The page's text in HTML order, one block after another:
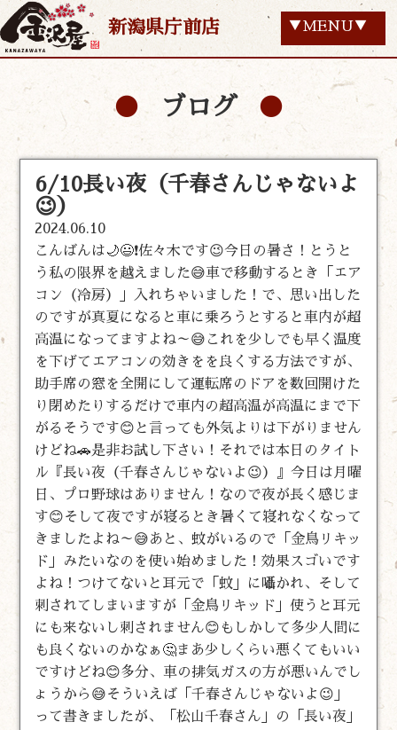
新潟県庁前店 ▼MENU▼
ブログ
6/10長い夜（千春さんじゃないよ
😉）
2024.06.10
こんばんは🌙😃❗佐々木です😉今日の暑さ！とうと
う私の限界を越えました😅車で移動するとき「エア
コン（冷房）」入れちゃいました！で、思い出した
のですが真夏になると車に乗ろうとすると車内が超
高温になってますよね～😅これを少しでも早く温度
を下げてエアコンの効きをを良くする方法ですが、
助手席の窓を全開にして運転席のドアを数回開けた
り閉めたりするだけで車内の超高温が高温にまで下
がるそうです😊と言っても外気よりは下がりません
けどね🚗是非お試し下さい！それでは本日のタイト
ル『長い夜（千春さんじゃないよ😉）』今日は月曜
日、プロ野球はありません！なので夜が長く感じま
す😊そして夜ですが寝るとき暑くて寝れなくなって
きましたよね～😅あと、蚊がいるので「金鳥リキッ
ド」みたいなのを使い始めました！効果スゴいです
よね！つけてないと耳元で「蚊」に囁かれ、そして
刺されてしまいますが「金鳥リキッド」使うと耳元
にも来ないし刺されません😊もしかして多少人間に
も良くないのかなぁ🤔まあ少しくらい悪くてもいい
ですけどね😊多分、車の排気ガスの方が悪いんでし
ょうから😅そういえば「千春さんじゃないよ😉」
って書きましたが、「松山千春さん」の「長い夜」